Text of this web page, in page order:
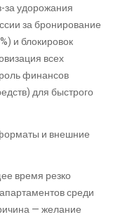
за удорожания
за бронирование
и блокировок
всех
финансов
для быстрого
и внешние
время резко
среди
— желание